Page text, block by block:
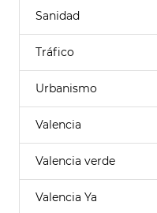
Sanidad
Tráfico
Urbanismo
Valencia
Valencia verde
Valencia Ya